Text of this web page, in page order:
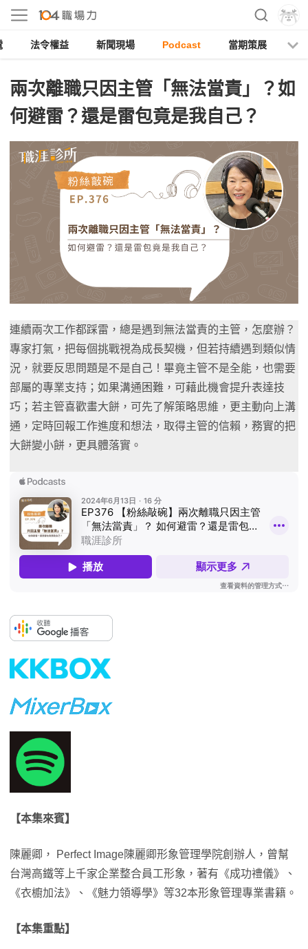
法令權益 新聞現場 Podcast 當期策展
兩次離職只因主管「無法當責」？如
何避雷？還是雷包竟是我自己？
連續兩次工作都踩雷，總是遇到無法當責的主管，怎麼辦？
專家打氣，把每個挑戰視為成長契機，但若持續遇到類似情
況，就要反思問題是不是自己！畢竟主管不是全能，也需要
部屬的專業支持；如果溝通困難，可藉此機會提升表達技
巧；若主管喜歡畫大餅，可先了解策略思維，更主動向上溝
通，定時回報工作進度和想法，取得主管的信賴，務實的把
大餅變小餅，更具體落實。
【本集來賓】
陳麗卿， Perfect Image陳麗卿形象管理學院創辦人，曾幫
台灣高鐵等上千家企業整合員工形象，著有《成功禮儀》、
《衣櫥加法》、《魅力領導學》等32本形象管理專業書籍。
【本集重點】